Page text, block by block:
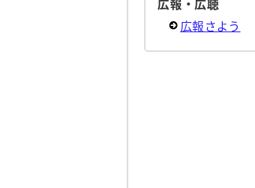
広報・広聴
広報さよう